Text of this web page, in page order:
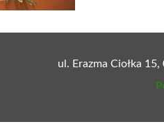
ul. Erazma Ciołka